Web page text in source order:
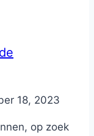
18, 2023
op zoek